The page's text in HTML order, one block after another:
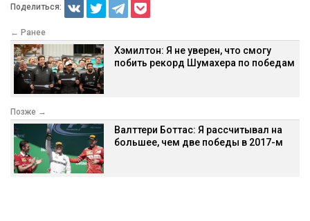
Поделиться:
← Ранее
Хэмилтон: Я не уверен, что смогу
побить рекорд Шумахера по победам
Позже →
Валттери Боттас: Я рассчитывал на
большее, чем две победы в 2017-м